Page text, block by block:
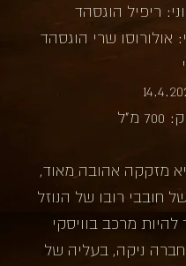
ריפיל הוגסהד
אולורוסו שרי הוגסהד
מ"ל
מזקקה אהובה מאוד,
חובבי רובו של הנוזל
מרכב בוויסקי
חברה ניקה, בעליה של